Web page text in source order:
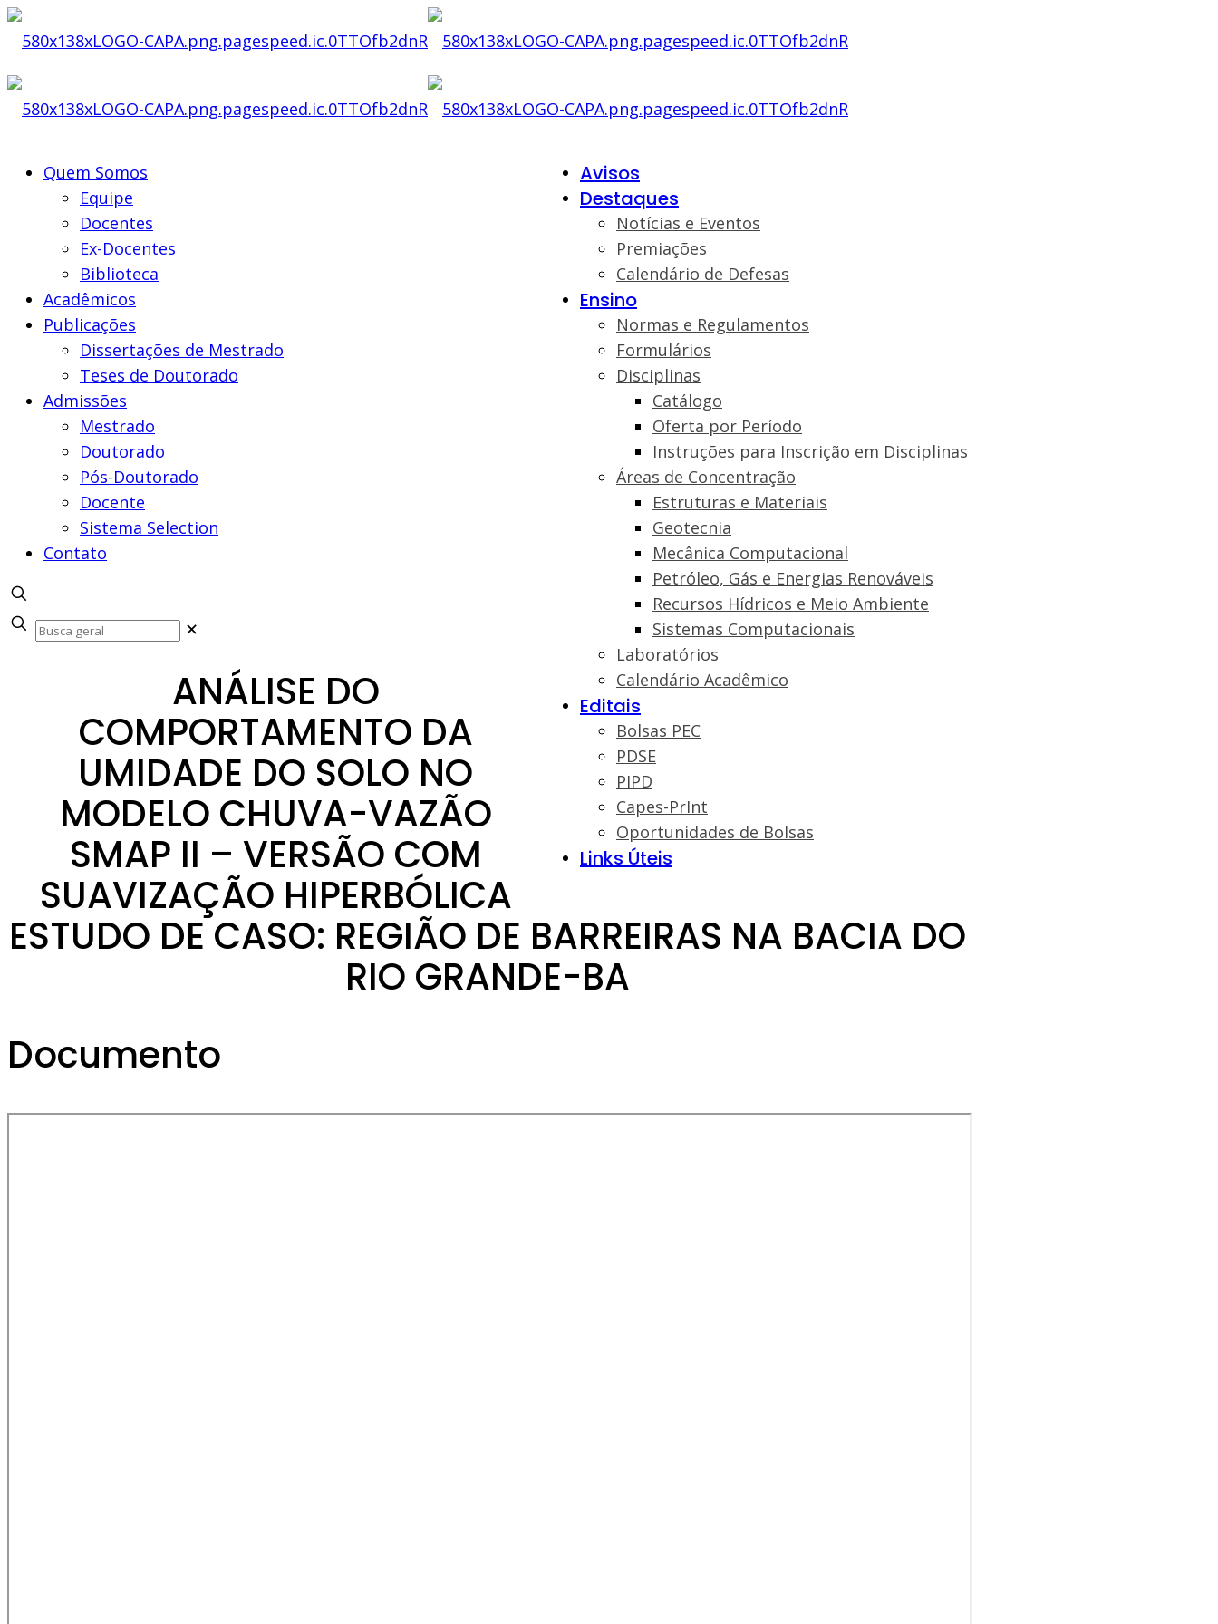
Avisos
Destaques
Notícias e Eventos
Premiações
Calendário de Defesas
Ensino
Normas e Regulamentos
Formulários
Disciplinas
Catálogo
Oferta por Período
Instruções para Inscrição em Disciplinas
Áreas de Concentração
Estruturas e Materiais
Geotecnia
Mecânica Computacional
Petróleo, Gás e Energias Renováveis
Recursos Hídricos e Meio Ambiente
Sistemas Computacionais
Laboratórios
Calendário Acadêmico
Editais
Bolsas PEC
PDSE
PIPD
Capes-PrInt
Oportunidades de Bolsas
Links Úteis
Quem Somos
Equipe
Docentes
Ex-Docentes
Biblioteca
Acadêmicos
Publicações
Dissertações de Mestrado
Teses de Doutorado
Admissões
Mestrado
Doutorado
Pós-Doutorado
Docente
Sistema Selection
Contato
✕
ANÁLISE DO
COMPORTAMENTO DA
UMIDADE DO SOLO NO
MODELO CHUVA-VAZÃO
SMAP II – VERSÃO COM
SUAVIZAÇÃO HIPERBÓLICA
ESTUDO DE CASO: REGIÃO DE BARREIRAS NA BACIA DO
RIO GRANDE-BA
Documento